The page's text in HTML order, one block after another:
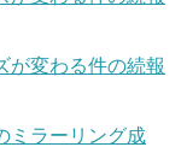
が変わる件の続報
ミラーリング成